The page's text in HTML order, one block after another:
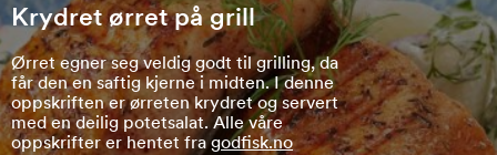
Krydret ørret på grill
Ørret egner seg veldig godt til grilling, da
får den en saftig kjerne i midten. I denne
oppskriften er ørreten krydret og servert
med en deilig potetsalat. Alle våre
oppskrifter er hentet fragodfisk.no